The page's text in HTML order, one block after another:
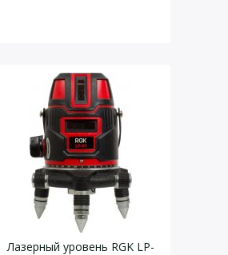
Лазерный уровень RGK LP-